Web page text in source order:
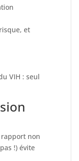
et
VIH : seul
non
!) évite